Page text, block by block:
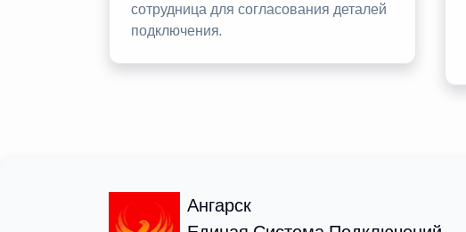
сотрудница для согласования деталей
подключения.
Ангарск